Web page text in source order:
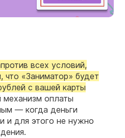
всех условий,
что «Заниматор» будет
с вашей карты
механизм оплаты
— когда деньги
и для этого не нужно